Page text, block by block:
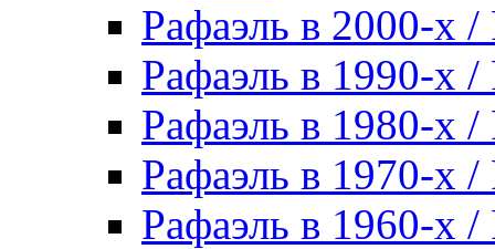
Рафаэль в 2000-х /
Рафаэль в 1990-х /
Рафаэль в 1980-х /
Рафаэль в 1970-х /
Рафаэль в 1960-х /